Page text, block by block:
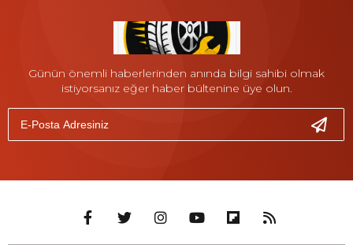
Günün önemli haberlerinden anında bilgi sahibi olmak
istiyorsanız eğer haber bültenine üye olun.